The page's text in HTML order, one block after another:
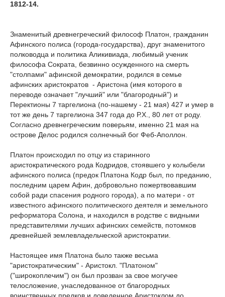
1812-14.
Знаменитый древнегреческий философ Платон, гражданин
Афинского полиса (города-государства), друг знаменитого
полководца и политика Аликивиада, любимый ученик
философа Сократа, безвинно осужденного на смерть
"столпами" афинской демократии, родился в семье
афинских аристократов - Аристона (имя которого в
переводе означает "лучший" или "благородный") и
Перектионы 7 таргелиона (по-нашему - 21 мая) 427 и умер в
тот же день 7 таргелиона 347 года до Р.Х., 80 лет от роду.
Согласно древнегреческим поверьям, именно 21 мая на
острове Делос родился солнечный бог Феб-Аполлон.
Платон происходил по отцу из старинного
аристократического рода Кодридов, стоявшего у колыбели
афинского полиса (предок Платона Кодр был, по преданию,
последним царем Афин, добровольно пожертвовавшим
собой ради спасения родного города), а по матери - от
известного афинского политического деятеля и земельного
реформатора Солона, и находился в родстве с видными
представителями лучших афинских семейств, потомков
древнейшей землевладельческой аристократии.
Настоящее имя Платона было также весьма
"аристократическим" - Аристокл. "Платоном"
("широкоплечим") он был прозван за свое могучее
телосложение, унаследованное от благородных